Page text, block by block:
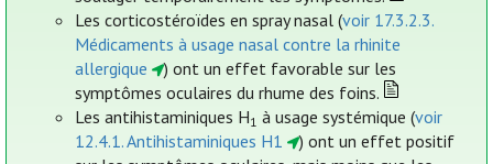
Les corticostéroïdes en spray nasal (voir 17.3.2.3.
Médicaments à usage nasal contre la rhinite
allergique
) ont un effet favorable sur les
symptômes oculaires du rhume des foins.
Les antihistaminiques H1 à usage systémique (voir
12.4.1. Antihistaminiques H1
) ont un effet positif